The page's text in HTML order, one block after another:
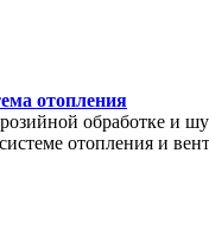
отопления
обработке и
отопления и